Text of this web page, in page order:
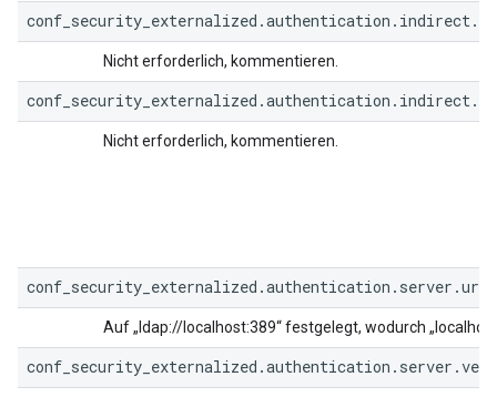
Nicht erforderlich, kommentieren.
Nicht erforderlich, kommentieren.
conf_security_externalized.authentication.server.url=
Auf „ldap://localhost:389“ festgelegt, wodurch